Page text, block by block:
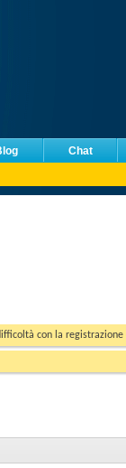
Chat
con la